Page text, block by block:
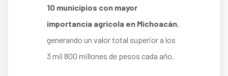
10 municipios con mayor
importancia agrícola en Michoacán,
generando un valor total superior a los
3 mil 800 millones de pesos cada año.